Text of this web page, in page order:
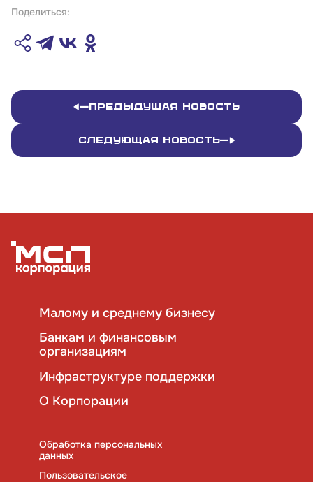
Поделиться:
Предыдущая новость
Следующая новость
Малому и среднему бизнесу
Банкам и финансовым
организациям
Инфраструктуре поддержки
О Корпорации
Обработка персональных
данных
Пользовательское